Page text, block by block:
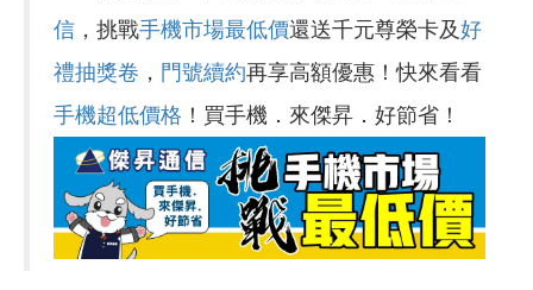
信 ，挑戰手機市場最低價還送千元尊榮卡及好
禮抽獎卷 ， 門號續約再享高額優惠！快來看看
手機超低價格 ！買手機．來傑昇．好節省！